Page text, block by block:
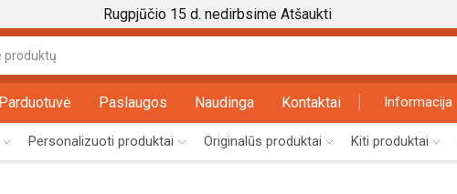
Rugpjūčio 15 d. nedirbsime Atšaukti
input
Parduotuvė Paslaugos Naudinga Kontaktai Informacija
Personalizuoti produktai Originalūs produktai Kiti produktai